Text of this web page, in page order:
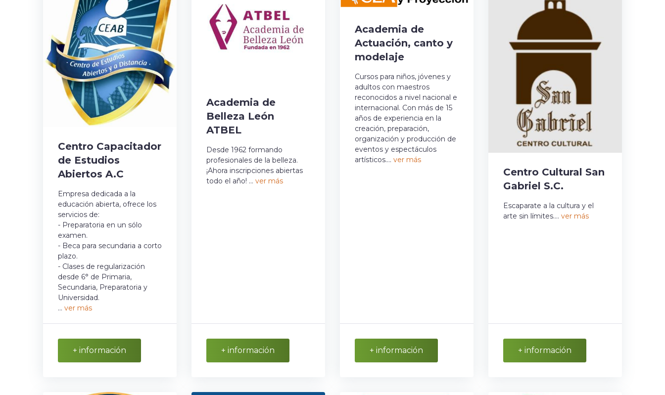
Centro Capacitador
de Estudios
Abiertos A.C
Empresa dedicada a la
educación abierta, ofrece los
servicios de:
- Preparatoria en un sólo
examen.
- Beca para secundaria a corto
plazo.
- Clases de regularización
desde 6° de Primaria,
Secundaria, Preparatoria y
Universidad.
... ver más
+ información
Academia de
Belleza León
ATBEL
Desde 1962 formando
profesionales de la belleza.
¡Ahora inscripciones abiertas
todo el año! ... ver más
+ información
Academia de
Actuación, canto y
modelaje
Cursos para niños, jóvenes y
adultos con maestros
reconocidos a nivel nacional e
internacional. Con más de 15
años de experiencia en la
creación, preparación,
organización y producción de
eventos y espectáculos
artísticos.... ver más
+ información
Centro Cultural San
Gabriel S.C.
Escaparate a la cultura y el
arte sin límites.... ver más
+ información